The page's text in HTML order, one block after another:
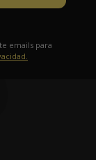
emails para